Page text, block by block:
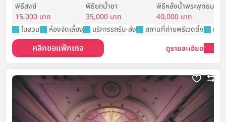
พิธีสงฆ์
15,000 บาท
พิธียกน้ำชา
35,000 บาท
พิธีหลั่งน้ำพระพุทธมนต์
40,000 บาท
ในสวน
ห้องจัดเลี้ยง บริการรถรับ-ส่ง สถานที่ถ่ายพรีเวดดิ้ง ห้อ
คลิกขอแพ็กเกจ ดูรายละเอียด